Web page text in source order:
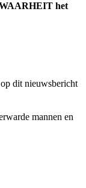
WAARHEIT het
dit nieuwsbericht
mannen en